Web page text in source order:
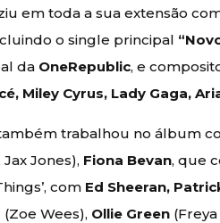
em toda a sua extensão
o single principal
da OneRepublic, e
Miley Cyrus, Lady Gaga,
trabalhou no álbum
Jones), Fiona Bevan, que
com Ed Sheeran,
(Zoe Wees), Ollie Green